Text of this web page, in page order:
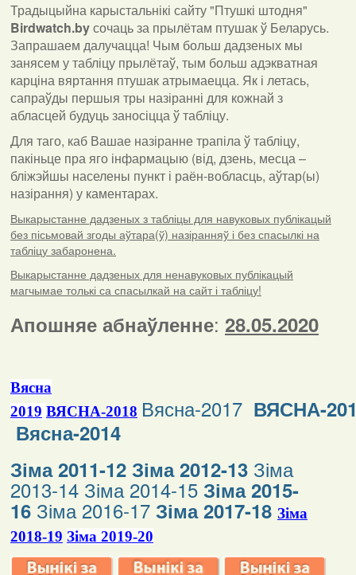
Традыцыйна карыстальнікі сайту "Птушкі штодня"
Birdwatch.byсочаць за прылётам птушак ў Беларусь.
Запрашаем далучацца! Чым больш дадзеных мы
занясем у табліцу прылётаў, тым больш адэкватная
карціна вяртання птушак атрымаецца. Як і летась,
сапраўды першыя тры назіранні для кожнай з
абласцей будуць заносіцца ў табліцу.
Для таго, каб Вашае назіранне трапіла ў табліцу,
пакіньце пра яго інфармацыю (від, дзень, месца –
бліжэйшы населены пункт і раён-вобласць, аўтар(ы)
назірання) у каментарах.
Выкарыстанне дадзеных з табліцы для навуковых публікацый
без пісьмовай згоды аўтара(ў) назіранняў і без спасылкі на
табліцу забаронена.
Выкарыстанне дадзеных для ненавуковых публікацый
магчымае толькі са спасылкай на сайт і табліцу!
Апошняе абнаўленне: 28.05.2020
Вясна
2019 ВЯСНА-2018 Вясна-2017 ВЯСНА-
Вясна-2014
Зіма 2011-12 Зіма 2012-13 Зіма
2013-14 Зіма 2014-15 Зіма 2015-
16 Зіма 2016-17 Зіма 2017-18 Зіма
2018-19 Зіма 2019-20